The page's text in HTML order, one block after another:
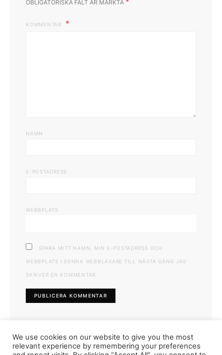
OBLIGATORISKA FÄLT ÄR MÄRKTA
KOMMENTAR
NAMN
E-POSTADRESS
WEBBPLATS
SPARA MITT NAMN, MIN E-POSTADRESS OCH
WEBBPLATS I DENNA WEBBLÄSARE TILL NÄSTA GÅNG JAG
SKRIVER EN KOMMENTAR.
We use cookies on our website to give you the most
relevant experience by remembering your preferences